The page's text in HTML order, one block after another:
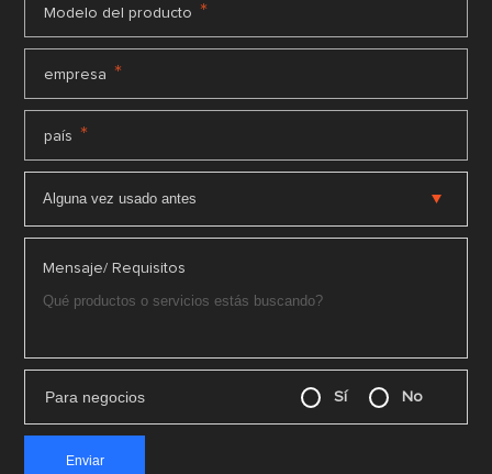
Modelo del producto *
empresa *
país *
Mensaje/ Requisitos
Para negocios Sí No